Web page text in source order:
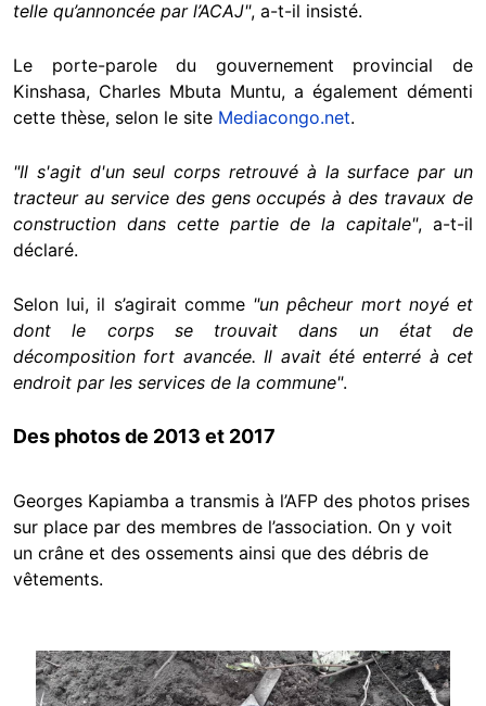
telle qu’annoncée par l’ACAJ", a-t-il insisté.
Le porte-parole du gouvernement provincial de
Kinshasa, Charles Mbuta Muntu, a également démenti
cette thèse, selon le site Mediacongo.net.
"Il s'agit d'un seul corps retrouvé à la surface par un
tracteur au service des gens occupés à des travaux de
construction dans cette partie de la capitale", a-t-il
déclaré.
Selon lui, il s’agirait comme "un pêcheur mort noyé et
dont le corps se trouvait dans un état de
décomposition fort avancée. Il avait été enterré à cet
endroit par les services de la commune".
Des photos de 2013 et 2017
Georges Kapiamba a transmis à l’AFP des photos prises
sur place par des membres de l’association. On y voit
un crâne et des ossements ainsi que des débris de
vêtements.
Image